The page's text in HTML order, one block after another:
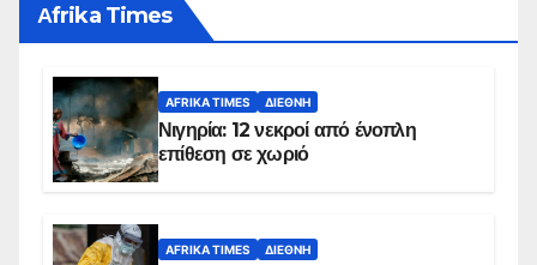
Αfrika Times
AFRIKA TIMES ΔΙΕΘΝΉ
Νιγηρία: 12 νεκροί από ένοπλη
επίθεση σε χωριό
AFRIKA TIMES ΔΙΕΘΝΉ